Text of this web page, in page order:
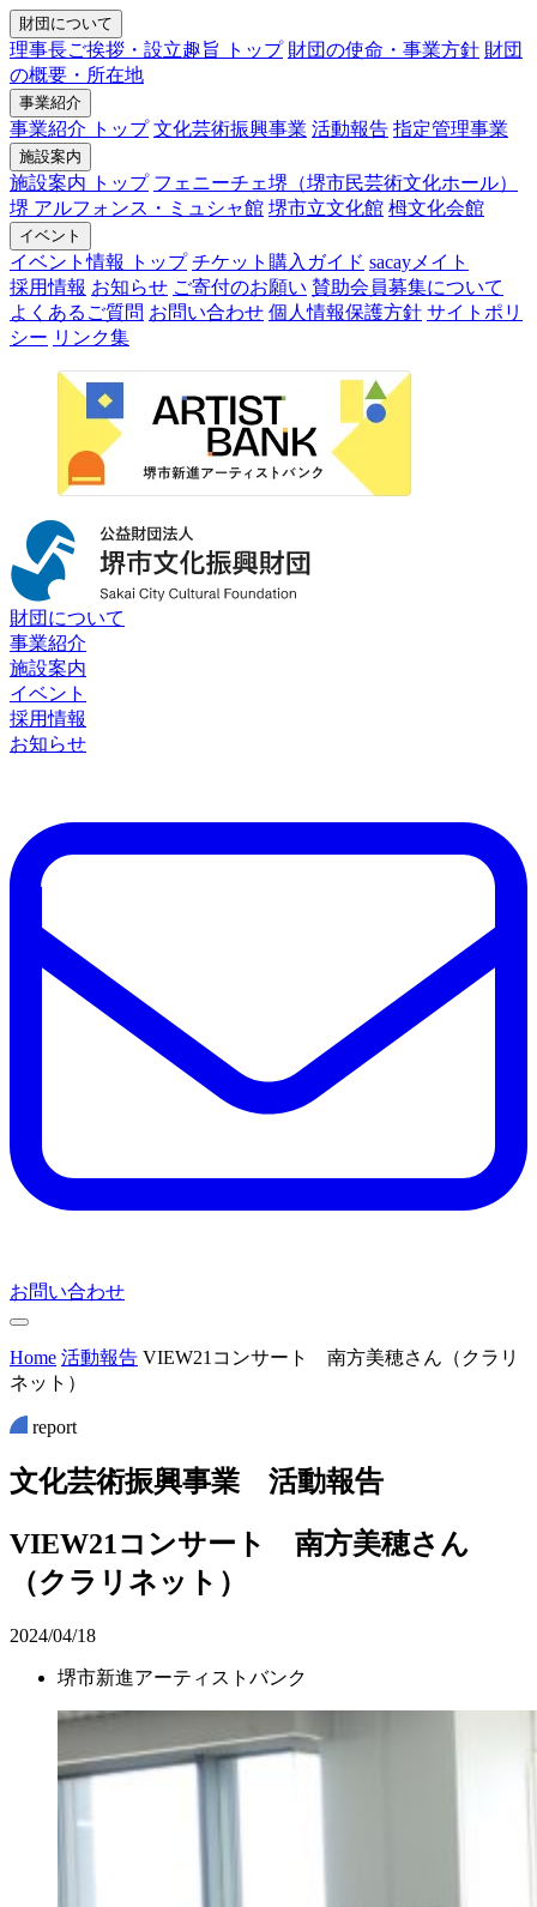
財団について
理事長ご挨拶・設立趣旨 トップ 財団の使命・事業方針 財団
の概要・所在地
事業紹介
事業紹介 トップ 文化芸術振興事業 活動報告 指定管理事業
施設案内
施設案内 トップ フェニーチェ堺（堺市民芸術文化ホール）
堺 アルフォンス・ミュシャ館 堺市立文化館 栂文化会館
イベント
イベント情報 トップ チケット購入ガイド sacayメイト
採用情報 お知らせ ご寄付のお願い 賛助会員募集について
よくあるご質問 お問い合わせ 個人情報保護方針 サイトポリ
シー リンク集
財団について
事業紹介
施設案内
イベント
採用情報
お知らせ
お問い合わせ
Home 活動報告 VIEW21コンサート 南方美穂さん（クラリ
ネット）
report
文化芸術振興事業 活動報告
VIEW21コンサート 南方美穂さん
（クラリネット）
2024/04/18
堺市新進アーティストバンク